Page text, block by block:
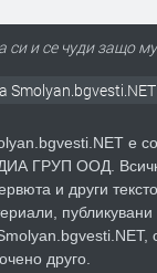
си и се чуди защо
Smolyan.bgvesti.NET
е
ГРУП ООД.
и други
публикувани
друго.